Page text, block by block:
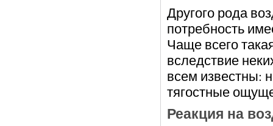
Другого рода
потребность
Чаще всего
вследствие
всем известны:
тягостные
Реакция на